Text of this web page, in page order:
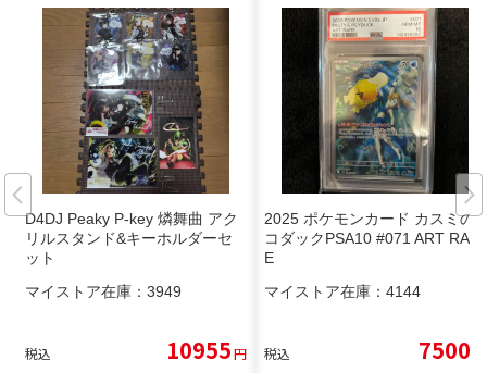
D4DJ Peaky P-key 燐舞曲 アク
リルスタンド&キーホルダーセ
ット
マイストア在庫： 3949
税込 10955円
2025 ポケモンカード カスミの
コダックPSA10 #071 ART RAR
E
マイストア在庫： 4144
税込 7500